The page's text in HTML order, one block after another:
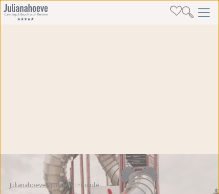
Julianahoeve Juultje & Freunde